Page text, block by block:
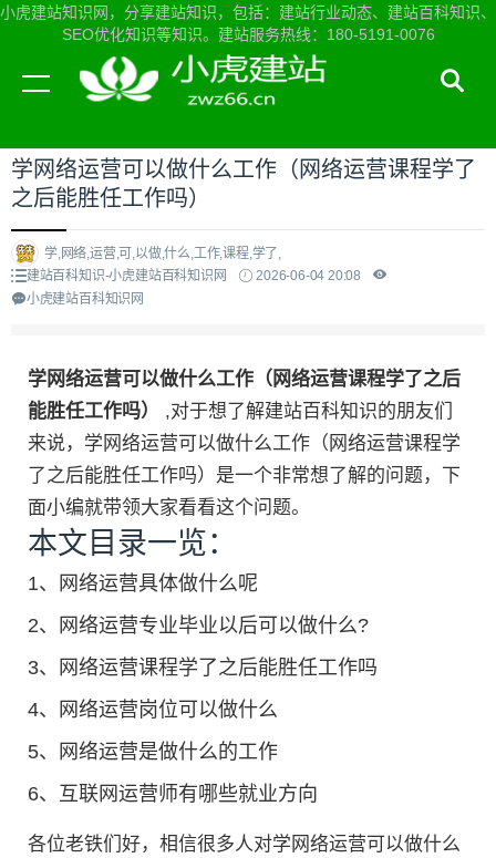
小虎建站知识网，分享建站知识，包括：建站行业动态、建站百科知识、
SEO优化知识等知识。建站服务热线：180-5191-0076
当前位置：小虎建站知识网首页>建站百科知识
学网络运营可以做什么工作（网络运营课程学了
之后能胜任工作吗）
学,网络,运营,可,以做,什么,工作,课程,学了,
建站百科知识-小虎建站百科知识网
2026-06-04 20:08
小虎建站百科知识网
学网络运营可以做什么工作（网络运营课程学了之后
能胜任工作吗） ,对于想了解建站百科知识的朋友们
来说，学网络运营可以做什么工作（网络运营课程学
了之后能胜任工作吗）是一个非常想了解的问题，下
面小编就带领大家看看这个问题。
本文目录一览：
1、
网络运营具体做什么呢
2、
网络运营专业毕业以后可以做什么?
3、
网络运营课程学了之后能胜任工作吗
4、
网络运营岗位可以做什么
5、
网络运营是做什么的工作
6、 互联网运营师有哪些就业方向
各位老铁们好，相信很多人对学网络运营可以做什么